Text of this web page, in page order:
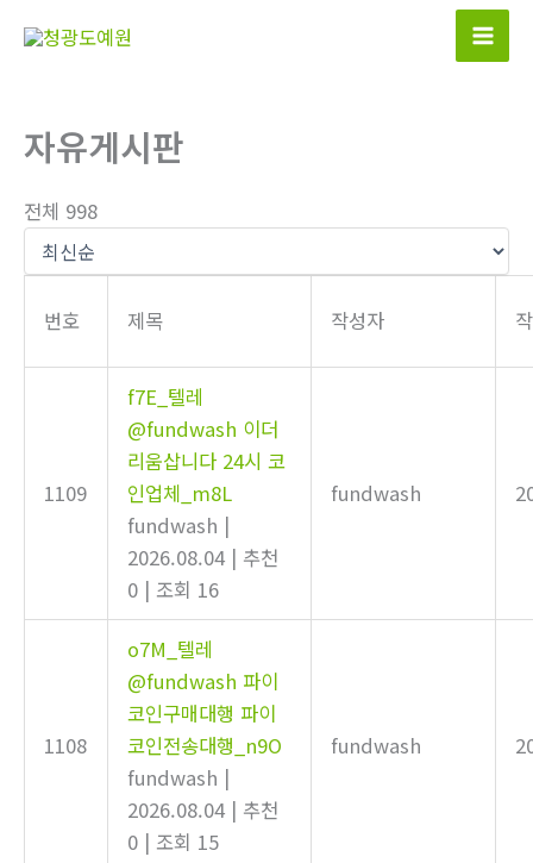
자유게시판
전체 998
번호 제목 작성자
1109
f7E_텔레
@fundwash 이더
리움삽니다 24시 코
인업체_m8L
fundwash |
2026.08.04 | 추천
0 | 조회 16
fundwash
1108
o7M_텔레
@fundwash 파이
코인구매대행 파이
코인전송대행_n9O
fundwash |
2026.08.04 | 추천
0 | 조회 15
fundwash